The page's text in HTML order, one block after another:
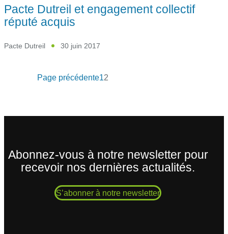
Pacte Dutreil et engagement collectif
réputé acquis
Pacte Dutreil 30 juin 2017
Page précédente12
Abonnez-vous à notre newsletter pour
recevoir nos dernières actualités.
S’abonner à notre newsletter